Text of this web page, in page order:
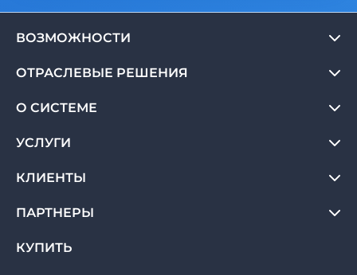
ВОЗМОЖНОСТИ
ОТРАСЛЕВЫЕ РЕШЕНИЯ
О СИСТЕМЕ
УСЛУГИ
КЛИЕНТЫ
ПАРТНЕРЫ
КУПИТЬ